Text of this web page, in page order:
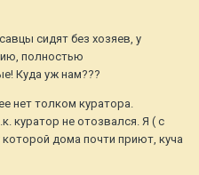
сидят без хозяев, у
полностью
Куда уж нам???
нет толком куратора.
куратор не отозвался. Я ( с
которой дома почти приют, куча